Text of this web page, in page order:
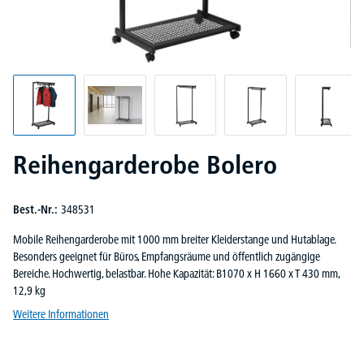
Reihengarderobe Bolero
Best.-Nr.: 348531
Mobile Reihengarderobe mit 1000 mm breiter Kleiderstange und Hutablage.
Besonders geeignet für Büros, Empfangsräume und öffentlich zugängige
Bereiche. Hochwertig, belastbar. Hohe Kapazität: B1070 x H 1660 x T 430 mm,
12,9 kg
Weitere Informationen